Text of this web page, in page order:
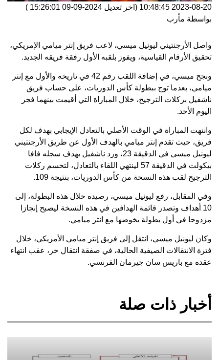
2023-08-20 10:48:45 (اخر تعديل 2024-09-09 15:26:01
)
بواسطة مأرب
واصل الأرجنتيني ليونيل ميسي، لاعب فريق إنتر ميامي الإمريكي،
تحقيق الأرقام القياسية، ويفوز بلقبه الأول رفقة فريقه الجديد.
ونجح ميسي، في إضافة اللقب رقم 42 في تاريخه والأول مع إنتر
ميامي، بعدما توج ببطولة كأس الدوريات، على حساب فريق
ناشفيل بركلات الترجيح، خلال المباراة التي أقيمت بينهما فجر
اليوم الأحد.
وانتهت المباراة في الوقت الأصلي بالتعادل الإيجابي بهدف لكل
فريق، حيث تقدم إنتر ميامي بالهدف الأول عن طريق الأرجنتيني
ليونيل ميسي في الدقيقة 23، ورد ناشفيل بهدف سجله فافا
بيكولت في الدقيقة 57 لينتهي اللقاء بالتعادل، لتحسم ركلات
الترجيح لقب هذه النسخة من كأس الدوريات، بنتيجة 109.
وفي المقابل، رفع ليونيل ميسي، رصيده خلال هذه البطولة، إلى
10 أهداف وتصدر قائمة الهدافين في هذه النسخة ليصبح إنجازا
مزدوجا في أول بطولة يخوضها مع انتر ميامي.
وكان ليونيل ميسي، انتقل إلى فريق إنتر ميامي الأمريكي، خلال
فترة الانتقالات الصيفية الحالية، في صفقة انتقال حر، عقب انتهاء
عقده مع باريس سان جيرمان الفرنسي.
أخبار ذات صلة